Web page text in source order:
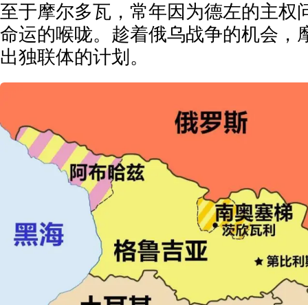
至于摩尔多瓦，常年因为德左的主权
命运的喉咙。趁着俄乌战争的机会，
出独联体的计划。